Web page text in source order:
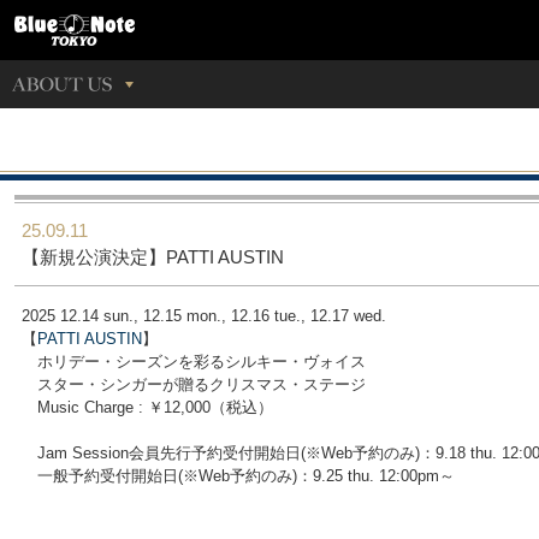
25.09.11
【新規公演決定】PATTI AUSTIN
2025 12.14 sun., 12.15 mon., 12.16 tue., 12.17 wed.
【 PATTI AUSTIN 】
ホリデー・シーズンを彩るシルキー・ヴォイス
スター・シンガーが贈るクリスマス・ステージ
Music Charge : ￥12,000（税込）
Jam Session会員先行予約受付開始日(※Web予約のみ)：9.18 thu.
一般予約受付開始日(※Web予約のみ)：9.25 thu. 12:00pm～